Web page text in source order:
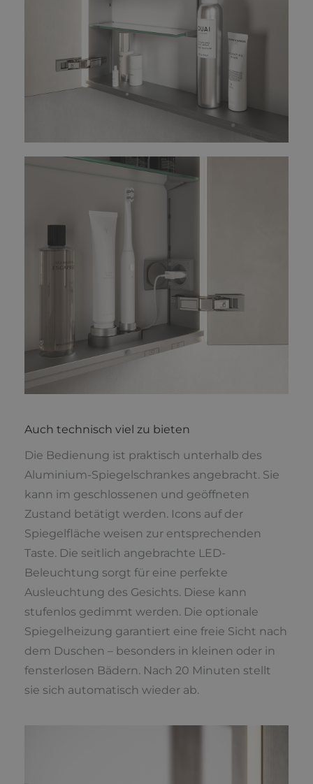
Auch technisch viel zu bieten
Die Bedienung ist praktisch unterhalb des
Aluminium-Spiegelschrankes angebracht. Sie
kann im geschlossenen und geöffneten
Zustand betätigt werden. Icons auf der
Spiegelfläche weisen zur entsprechenden
Taste. Die seitlich angebrachte LED-
Beleuchtung sorgt für eine perfekte
Ausleuchtung des Gesichts. Diese kann
stufenlos gedimmt werden. Die optionale
Spiegelheizung garantiert eine freie Sicht nach
dem Duschen – besonders in kleinen oder in
fensterlosen Bädern. Nach 20 Minuten stellt
sie sich automatisch wieder ab.